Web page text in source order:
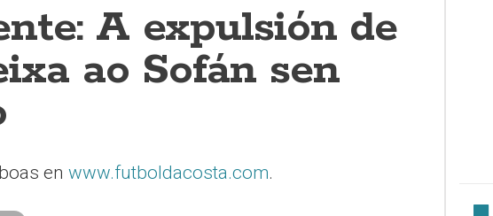
A expulsión de
ao Sofán sen
en www.futboldacosta.com.